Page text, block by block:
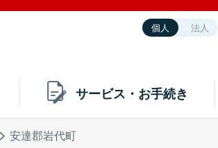
個人 法人
サービス・お手続き
安達郡岩代町